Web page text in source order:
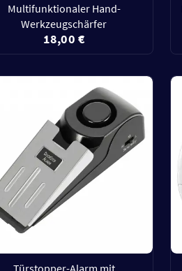
Multifunktionaler Hand-
Werkzeugschärfer
18,00 €
Türstopper-Alarm mit